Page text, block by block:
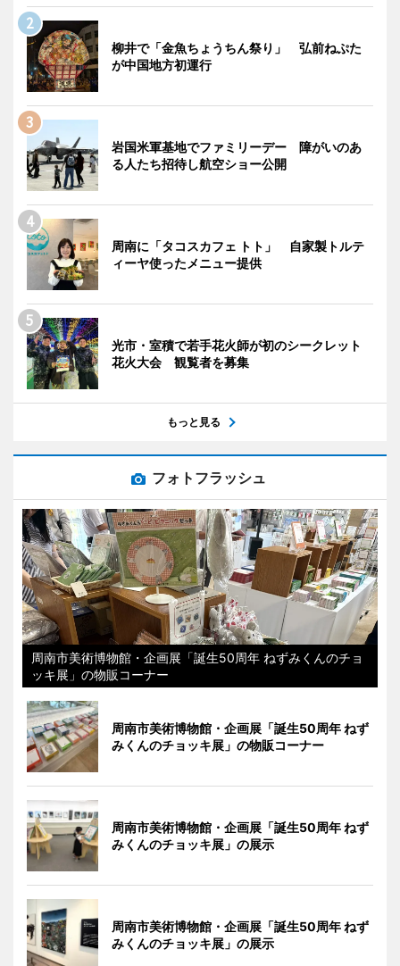
柳井で「金魚ちょうちん祭り」 弘前ねぷた
が中国地方初運行
岩国米軍基地でファミリーデー 障がいのあ
る人たち招待し航空ショー公開
周南に「タコスカフェ トト」 自家製トルテ
ィーヤ使ったメニュー提供
光市・室積で若手花火師が初のシークレット
花火大会 観覧者を募集
もっと見る
フォトフラッシュ
周南市美術博物館・企画展「誕生50周年 ねずみくんのチョ
ッキ展」の物販コーナー
周南市美術博物館・企画展「誕生50周年 ねず
みくんのチョッキ展」の物販コーナー
周南市美術博物館・企画展「誕生50周年 ねず
みくんのチョッキ展」の展示
周南市美術博物館・企画展「誕生50周年 ねず
みくんのチョッキ展」の展示